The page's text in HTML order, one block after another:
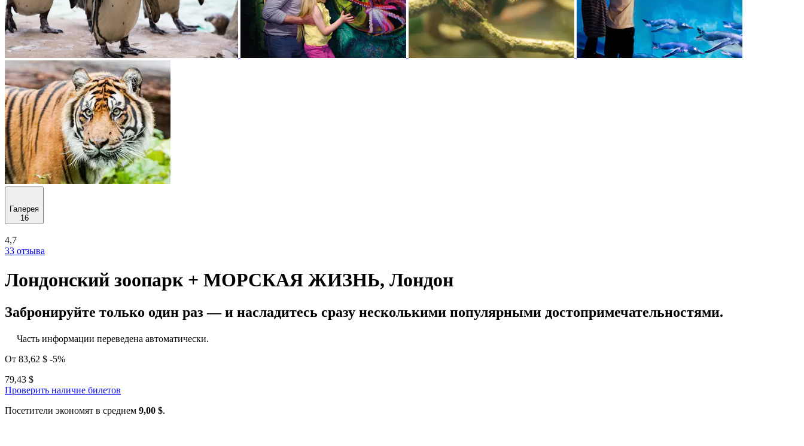
Галерея
16
4,7
33 отзыва
Лондонский зоопарк + МОРСКАЯ ЖИЗНЬ, Лондон
Забронируйте только один раз — и насладитесь сразу несколькими популярными достопримечательностями.
Часть информации переведена автоматически.
От 83,62 $ -5%
79,43 $
Проверить наличие билетов
Посетители экономят в среднем 9,00 $.